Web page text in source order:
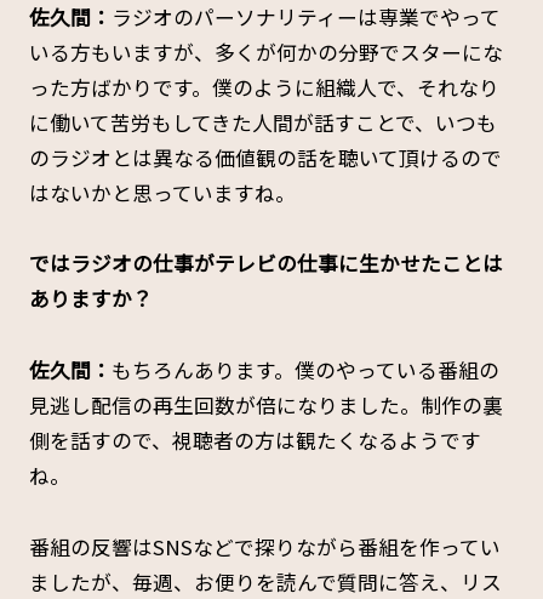
佐久間： ラジオのパーソナリティーは専業でやって
いる方もいますが、多くが何かの分野でスターにな
った方ばかりです。僕のように組織人で、それなり
に働いて苦労もしてきた人間が話すことで、いつも
のラジオとは異なる価値観の話を聴いて頂けるので
はないかと思っていますね。
――ではラジオの仕事がテレビの仕事に生かせたことは
ありますか？
佐久間： もちろんあります。僕のやっている番組の
見逃し配信の再生回数が倍になりました。制作の裏
側を話すので、視聴者の方は観たくなるようです
ね。
番組の反響はSNSなどで探りながら番組を作ってい
ましたが、毎週、お便りを読んで質問に答え、リス